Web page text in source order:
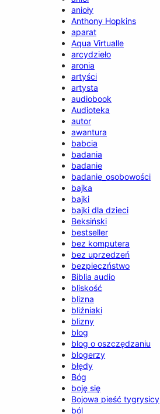
anioły
Anthony Hopkins
aparat
Aqua Virtualle
arcydzieło
aronia
artyści
artysta
audiobook
Audioteka
autor
awantura
babcia
badania
badanie
badanie_osobowości
bajka
bajki
bajki dla dzieci
Beksiński
bestseller
bez komputera
bez uprzedzeń
bezpieczństwo
Biblia audio
bliskość
blizna
bliźniaki
blizny
blog
blog o oszczędzaniu
blogerzy
błędy
Bóg
boję się
Bojowa pieść tygrysicy
ból